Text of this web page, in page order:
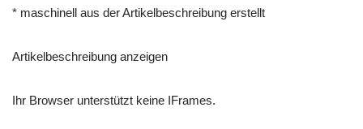
* maschinell aus der Artikelbeschreibung erstellt
Artikelbeschreibung anzeigen
Ihr Browser unterstützt keine IFrames.